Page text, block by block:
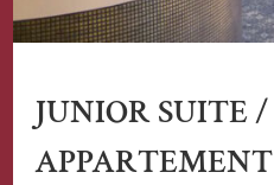
JUNIOR SUITE /
APPARTEMENT